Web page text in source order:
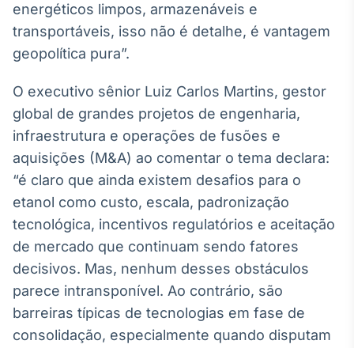
energéticos limpos, armazenáveis e
transportáveis, isso não é detalhe, é vantagem
geopolítica pura”.
O executivo sênior Luiz Carlos Martins, gestor
global de grandes projetos de engenharia,
infraestrutura e operações de fusões e
aquisições (M&A) ao comentar o tema declara:
“é claro que ainda existem desafios para o
etanol como custo, escala, padronização
tecnológica, incentivos regulatórios e aceitação
de mercado que continuam sendo fatores
decisivos. Mas, nenhum desses obstáculos
parece intransponível. Ao contrário, são
barreiras típicas de tecnologias em fase de
consolidação, especialmente quando disputam